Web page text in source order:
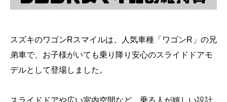
スズキのワゴンRスマイルは、人気車種「ワゴンR」の兄
弟車で、お子様がいても乗り降り安心のスライドドアモ
デルとして登場しました。